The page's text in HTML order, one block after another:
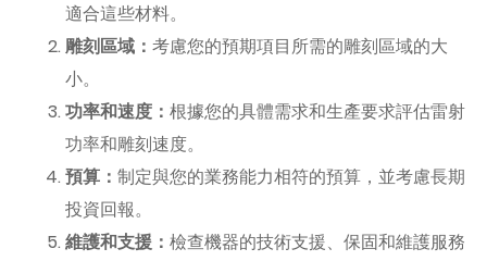
適合這些材料。
雕刻區域： 考慮您的預期項目所需的雕刻區域的大
小。
功率和速度： 根據您的具體需求和生產要求評估雷射
功率和雕刻速度。
預算： 制定與您的業務能力相符的預算，並考慮長期
投資回報。
維護和支援： 檢查機器的技術支援、保固和維護服務